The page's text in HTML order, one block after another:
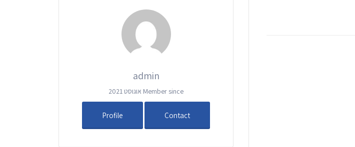
admin
Member since אוגוסט 2021
Contact
Profile